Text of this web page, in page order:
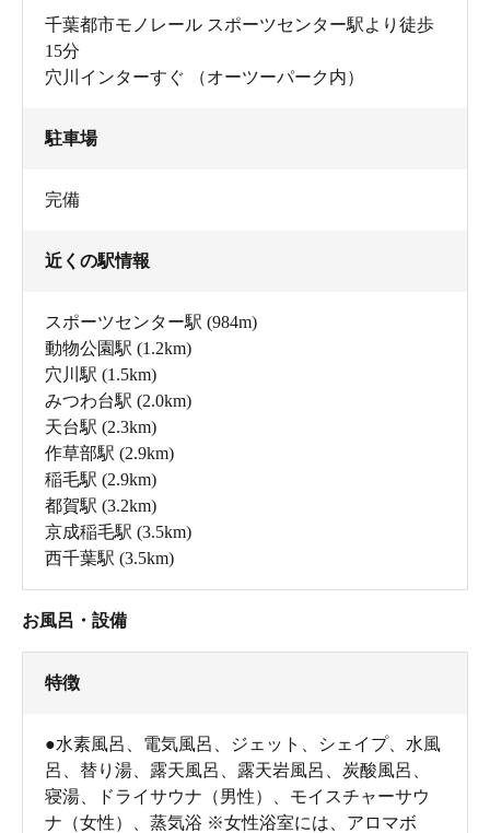
日焼けマシーンの組み合わせは定番のルートなのだと
か。知らなかった。
そして、女性用のパウダースペースは男性に比べて広々
しっかり乾かせる有料のハイパワードライヤーもあるの
んです！ヘアケアを気にする女性なら、これはぜひ利用
脱衣所（男性用）
千葉都市モノレール スポーツセンター駅より徒歩
15分
穴川インターすぐ （オーツーパーク内）
駐車場
完備
近くの駅情報
スポーツセンター駅 (984m)
動物公園駅 (1.2km)
穴川駅 (1.5km)
みつわ台駅 (2.0km)
天台駅 (2.3km)
作草部駅 (2.9km)
稲毛駅 (2.9km)
都賀駅 (3.2km)
京成稲毛駅 (3.5km)
西千葉駅 (3.5km)
お風呂・設備
特徴
●水素風呂、電気風呂、ジェット、シェイプ、水風
呂、替り湯、露天風呂、露天岩風呂、炭酸風呂、
寝湯、ドライサウナ（男性）、モイスチャーサウ
ナ（女性）、蒸気浴 ※女性浴室には、アロマボ